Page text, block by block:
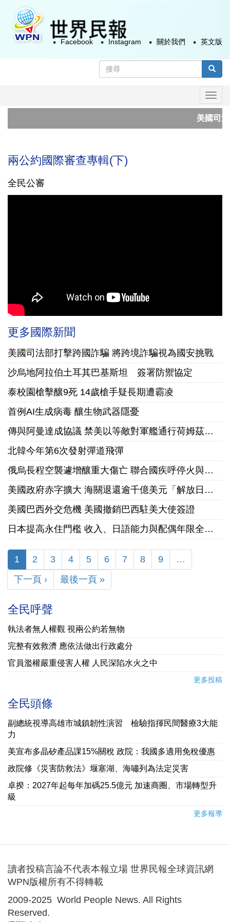
容
搜
尋
Facebook Instagram 關於我們 英文版
美國司法
兩公約國際審查專輯(下)
全民公審
更多國際新聞
美國司法部打擊跨國詐騙 將跨境詐騙視為國安挑戰
沙烏地阿拉伯土耳其巴基斯坦 簽署防禦協定
泰校園槍擊釀9死 14歲槍手疑長期遭霸凌
首例AI生成病毒 釀生物武器隱憂
傳與阿曼達成協議 禁美以等敵對軍艦通行荷姆茲海峽
北韓今年第6次發射彈道飛彈
俄烏長程空襲遽增釀重大傷亡 聯合國疾呼停火與國際急馳援
美國政府赤字擴大 海關退還逾千億美元「解放日」關稅
美國巴西外交危機 美國撤銷巴西駐美大使簽證
日本提高永住門檻 收入、日語能力與配偶年限全面收緊
1 2 3 4 5 6 7 8 9
…
下一頁 ›
最後一頁 »
全民呼聲
執法者無人權觀 視兩公約若無物
完整有效救濟 應依法做出行政處分
官員濫權嚴重侵害人權 人民深陷水火之中
更多投稿
全民頭條
副總統視導高雄市城鎮韌性演習 檢驗指揮民間醫療3大能
力
美宣布多晶矽產品課15%關稅 政院：我國多適用免稅優惠
政院修《災害防救法》堰塞湖、海嘯列為法定災害
卓揆：2027年起每年加碼25.5億元 加速商圈、市場轉型升
級
更多報導
讀者投稿言論不代表本報立場 世界民報全球資訊網
WPN版權所有不得轉載
2009-2025 World People News. All Rights
Reserved.